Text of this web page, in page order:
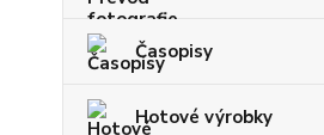
Časopisy
Hotové výrobky